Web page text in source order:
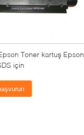
Toner kartuş Epson
için